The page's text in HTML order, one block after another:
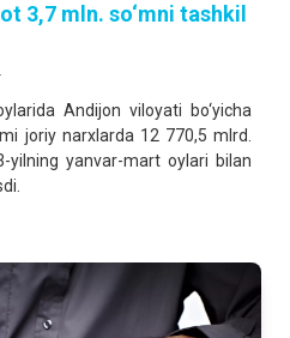
3,7 mln. so‘mni tashkil
Andijon viloyati bo‘yicha
joriy narxlarda 12 770,5 mlrd.
yilning yanvar-mart oylari bilan